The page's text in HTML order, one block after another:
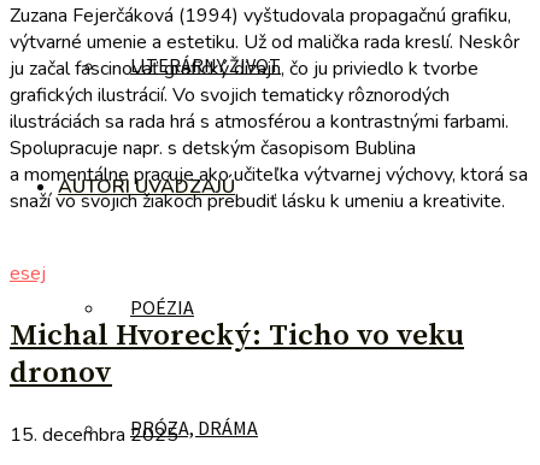
LITERÁRNY ŽIVOT
AUTORI UVÁDZAJÚ
POÉZIA
PRÓZA, DRÁMA
Zuzana Fejerčáková (1994) vyštudovala propagačnú grafiku,
výtvarné umenie a estetiku. Už od malička rada kreslí. Neskôr
ju začal fascinovať grafický dizajn, čo ju priviedlo k tvorbe
grafických ilustrácií. Vo svojich tematicky rôznorodých
ilustráciách sa rada hrá s atmosférou a kontrastnými farbami.
Spolupracuje napr. s detským časopisom Bublina
a momentálne pracuje ako učiteľka výtvarnej výchovy, ktorá sa
snaží vo svojich žiakoch prebudiť lásku k umeniu a kreativite.
esej
Michal Hvorecký: Ticho vo veku
dronov
15. decembra 2025